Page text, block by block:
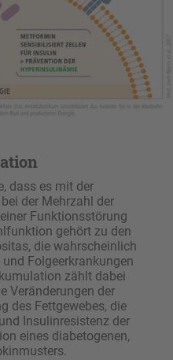
dass es mit der
der Mehrzahl der
Funktionsstörung
gehört zu den
die wahrscheinlich
Folgeerkrankungen
zählt dabei
Veränderungen der
des Fettgewebes, die
Insulinresistenz der
eines diabetogenen,